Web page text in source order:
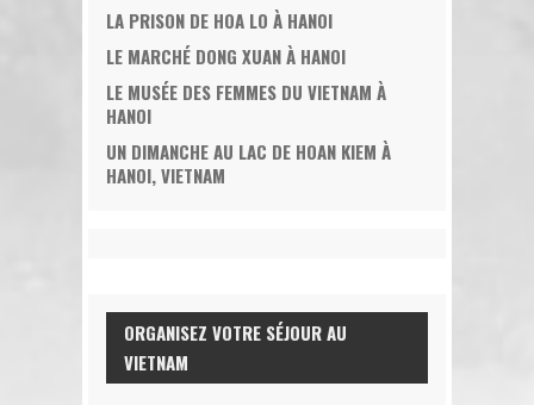
LA PRISON DE HOA LO À HANOI
LE MARCHÉ DONG XUAN À HANOI
LE MUSÉE DES FEMMES DU VIETNAM À
HANOI
UN DIMANCHE AU LAC DE HOAN KIEM À
HANOI, VIETNAM
ORGANISEZ VOTRE SÉJOUR AU
VIETNAM